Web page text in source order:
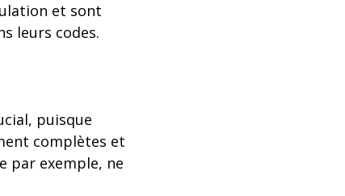
et sont
leurs codes.
puisque
complètes et
par exemple, ne